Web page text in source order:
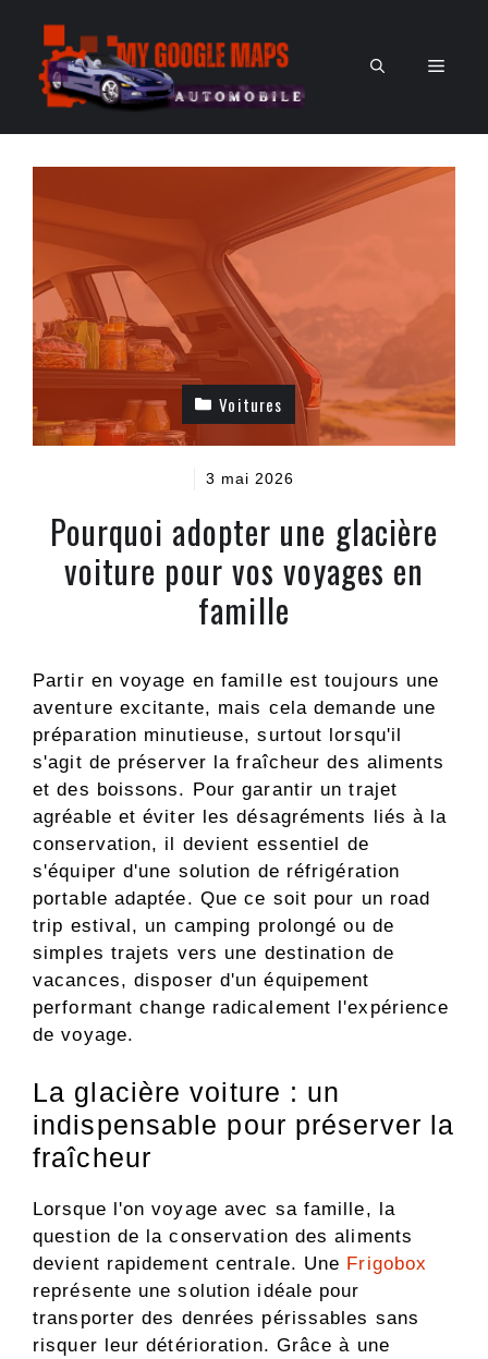
contenu
Menu
Voitures
3 mai 2026
Pourquoi adopter une glacière
voiture pour vos voyages en
famille
Partir en voyage en famille est toujours une
aventure excitante, mais cela demande une
préparation minutieuse, surtout lorsqu'il
s'agit de préserver la fraîcheur des aliments
et des boissons. Pour garantir un trajet
agréable et éviter les désagréments liés à la
conservation, il devient essentiel de
s'équiper d'une solution de réfrigération
portable adaptée. Que ce soit pour un road
trip estival, un camping prolongé ou de
simples trajets vers une destination de
vacances, disposer d'un équipement
performant change radicalement l'expérience
de voyage.
La glacière voiture : un
indispensable pour préserver la
fraîcheur
Lorsque l'on voyage avec sa famille, la
question de la conservation des aliments
devient rapidement centrale. Une Frigobox
représente une solution idéale pour
transporter des denrées périssables sans
risquer leur détérioration. Grâce à une